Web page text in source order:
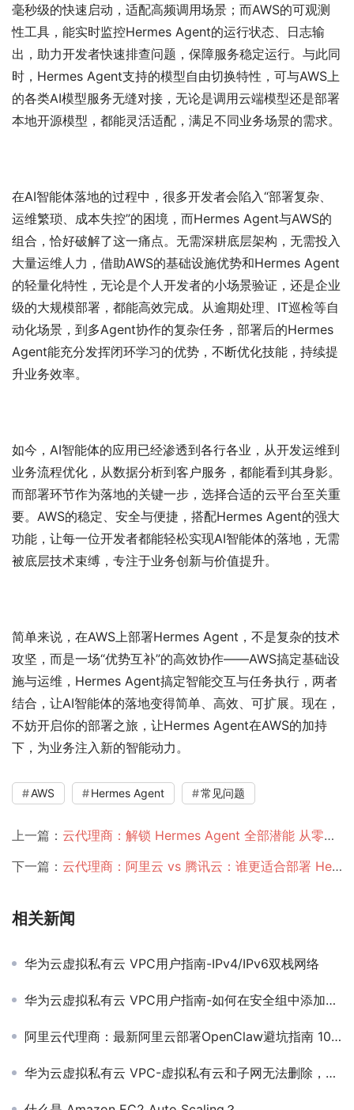
毫秒级的快速启动，适配高频调用场景；而AWS的可观测
性工具，能实时监控Hermes Agent的运行状态、日志输
出，助力开发者快速排查问题，保障服务稳定运行。与此同
时，Hermes Agent支持的模型自由切换特性，可与AWS上
的各类AI模型服务无缝对接，无论是调用云端模型还是部署
本地开源模型，都能灵活适配，满足不同业务场景的需求。
在AI智能体落地的过程中，很多开发者会陷入“部署复杂、
运维繁琐、成本失控”的困境，而Hermes Agent与AWS的
组合，恰好破解了这一痛点。无需深耕底层架构，无需投入
大量运维人力，借助AWS的基础设施优势和Hermes Agent
的轻量化特性，无论是个人开发者的小场景验证，还是企业
级的大规模部署，都能高效完成。从逾期处理、IT巡检等自
动化场景，到多Agent协作的复杂任务，部署后的Hermes
Agent能充分发挥闭环学习的优势，不断优化技能，持续提
升业务效率。
如今，AI智能体的应用已经渗透到各行各业，从开发运维到
业务流程优化，从数据分析到客户服务，都能看到其身影。
而部署环节作为落地的关键一步，选择合适的云平台至关重
要。AWS的稳定、安全与便捷，搭配Hermes Agent的强大
功能，让每一位开发者都能轻松实现AI智能体的落地，无需
被底层技术束缚，专注于业务创新与价值提升。
简单来说，在AWS上部署Hermes Agent，不是复杂的技术
攻坚，而是一场“优势互补”的高效协作——AWS搞定基础设
施与运维，Hermes Agent搞定智能交互与任务执行，两者
结合，让AI智能体的落地变得简单、高效、可扩展。现在，
不妨开启你的部署之旅，让Hermes Agent在AWS的加持
下，为业务注入新的智能动力。
AWS Hermes Agent 常见问题
上一篇： 云代理商：解锁 Hermes Agent 全部潜能 从零到精通的个性化配置全攻略
下一篇： 云代理商：阿里云 vs 腾讯云：谁更适合部署 Hermes Agent？
相关新闻
华为云虚拟私有云 VPC用户指南-IPv4/IPv6双栈网络
华为云虚拟私有云 VPC用户指南-如何在安全组中添加或移出实例？
阿里云代理商：最新阿里云部署OpenClaw避坑指南 10 大高频问题及解决全方案
华为云虚拟私有云 VPC-虚拟私有云和子网无法删除，如何处理？